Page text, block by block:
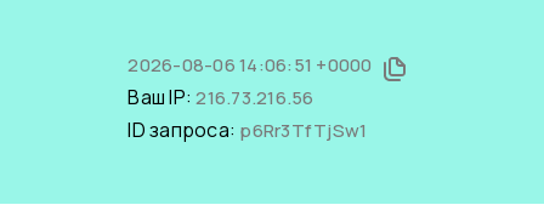
2026-08-06 14:06:51 +0000
Ваш IP:216.73.216.56
ID запроса: p6Rr3TfTjSw1